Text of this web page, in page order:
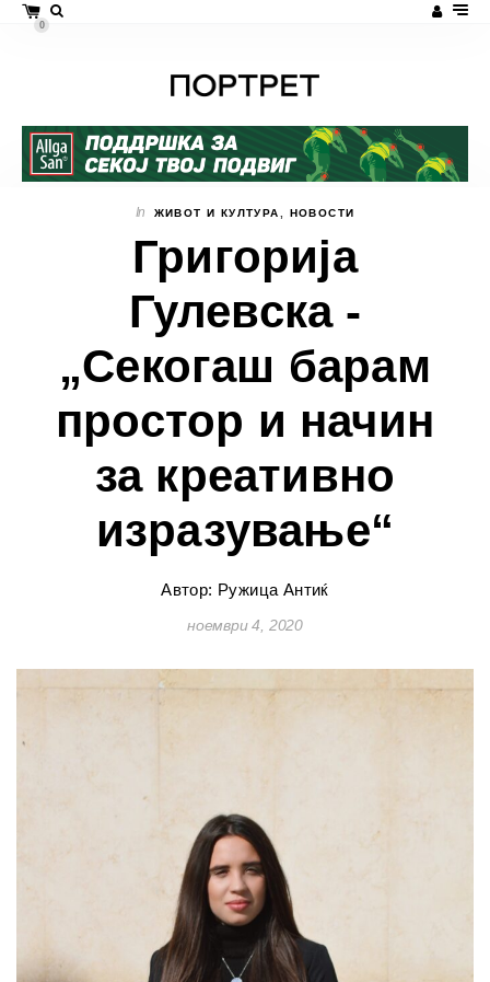
0
In ЖИВОТ И КУЛТУРА НОВОСТИ
Григорија
Гулевска -
„Секогаш барам
простор и начин
за креативно
изразување“
Автор: Ружица Антиќ
ноември 4, 2020